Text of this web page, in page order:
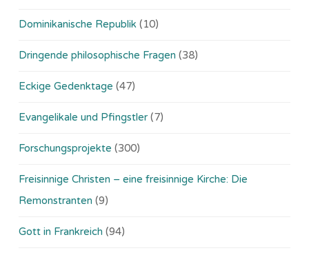
Dominikanische Republik (10)
Dringende philosophische Fragen (38)
Eckige Gedenktage (47)
Evangelikale und Pfingstler (7)
Forschungsprojekte (300)
Freisinnige Christen – eine freisinnige Kirche: Die
Remonstranten (9)
Gott in Frankreich (94)